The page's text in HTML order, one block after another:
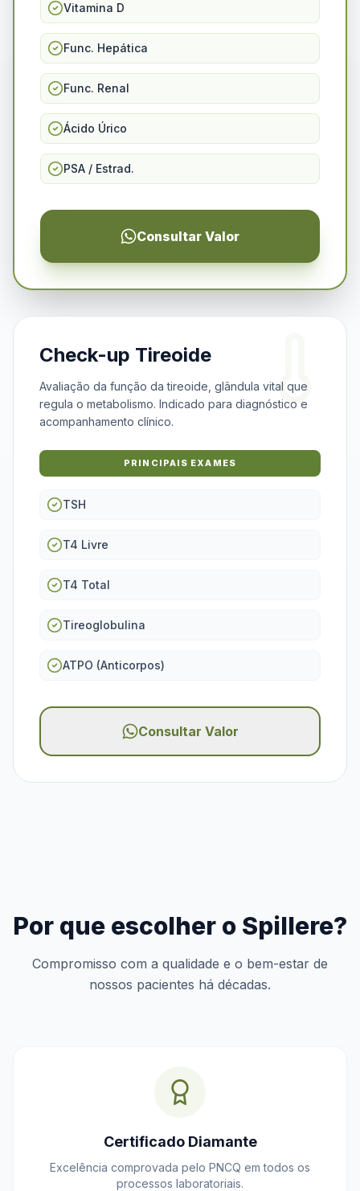
Vitamina D
Func. Hepática
Func. Renal
Ácido Úrico
PSA / Estrad.
Consultar Valor
Check-up Tireoide
Avaliação da função da tireoide, glândula vital que
regula o metabolismo. Indicado para diagnóstico e
acompanhamento clínico.
PRINCIPAIS EXAMES
TSH
T4 Livre
T4 Total
Tireoglobulina
ATPO (Anticorpos)
Consultar Valor
Por que escolher o Spillere?
Compromisso com a qualidade e o bem-estar de
nossos pacientes há décadas.
Certificado Diamante
Excelência comprovada pelo PNCQ em todos os
processos laboratoriais.